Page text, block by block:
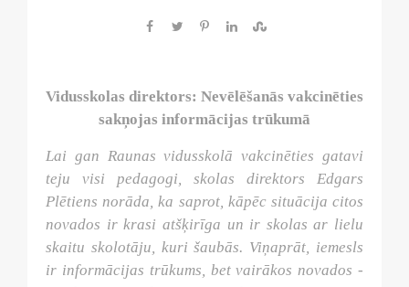
Vidusskolas direktors: Nevēlēšanās vakcinēties
sakņojas informācijas trūkumā
Lai gan Raunas vidusskolā vakcinēties gatavi
teju visi pedagogi, skolas direktors Edgars
Plētiens norāda, ka saprot, kāpēc situācija citos
novados ir krasi atšķirīga un ir skolas ar lielu
skaitu skolotāju, kuri šaubās. Viņaprāt, iemesls
ir informācijas trūkums, bet vairākos novados -